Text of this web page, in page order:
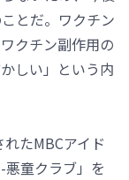
とだ。ワクチン
クチン副作用の
しい」という内
たMBCアイド
童クラブ」を